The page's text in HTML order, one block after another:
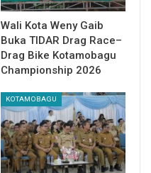
Wali Kota Weny Gaib
Buka TIDAR Drag Race–
Drag Bike Kotamobagu
Championship 2026
KOTAMOBAGU